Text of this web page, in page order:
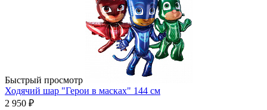
Быстрый просмотр
Ходячий шар "Герои в масках" 144 см
2 950 ₽